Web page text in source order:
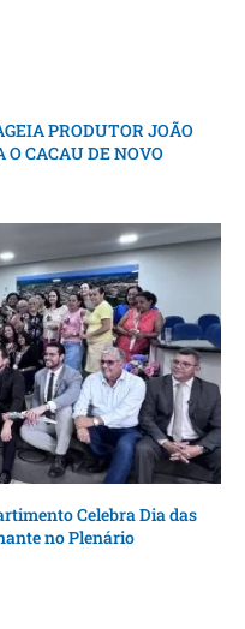
PRODUTOR JOÃO
O CACAU DE NOVO
Celebra Dia das
no Plenário